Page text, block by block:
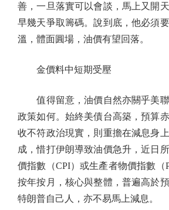
善，一旦落實可以會談，馬上又開
早幾天爭取籌碼。說到底，他必須
溫，體面圓場，油價有望回落。
金價料中短期受壓
值得留意，油價自然亦關乎美聯
政策如何。始終美債台高築，預算
收不符政治現實，則重擔在減息身
成，惜打伊朗導致油價急升，近日
價指數（CPI）或生產者物價指數（
按年按月，核心與整體，普遍高於
特朗普自己人，亦不易馬上減息。